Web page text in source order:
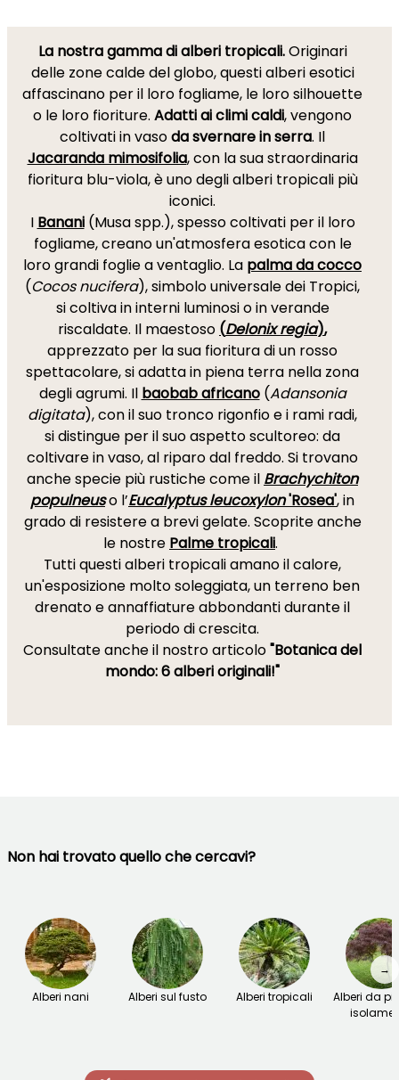
La nostra gamma di alberi tropicali.Originari
delle zone calde del globo, questi alberi esotici
affascinano per il loro fogliame, le loro silhouette
o le loro fioriture. Adatti ai climi caldi, vengono
coltivati in vasoda svernare in serra. Il
Jacaranda mimosifolia, con la sua straordinaria
fioritura blu-viola, è uno degli alberi tropicali più
iconici.
I Banani (Musa spp.), spesso coltivati per il loro
fogliame, creano un'atmosfera esotica con le
loro grandi foglie a ventaglio. La palma da cocco
(Cocos nucifera), simbolo universale dei Tropici,
si coltiva in interni luminosi o in verande
riscaldate. Il maestoso (Delonix regia),
apprezzato per la sua fioritura di un rosso
spettacolare, si adatta in piena terra nella zona
degli agrumi. Il baobab africano (Adansonia
digitata), con il suo tronco rigonfio e i rami radi,
si distingue per il suo aspetto scultoreo: da
coltivare in vaso, al riparo dal freddo. Si trovano
anche specie più rustiche come il Brachychiton
populneuso l’Eucalyptus leucoxylon'Rosea', in
grado di resistere a brevi gelate. Scoprite anche
le nostre Palme tropicali.
Tutti questi alberi tropicali amano il calore,
un'esposizione molto soleggiata, un terreno ben
drenato e annaffiature abbondanti durante il
periodo di crescita.
Consultate anche il nostro articolo"Botanica del
mondo: 6 alberi originali!"
Non hai trovato quello che cercavi?
Alberi nani Alberi sul fusto Alberi tropicali
Alberi da
→